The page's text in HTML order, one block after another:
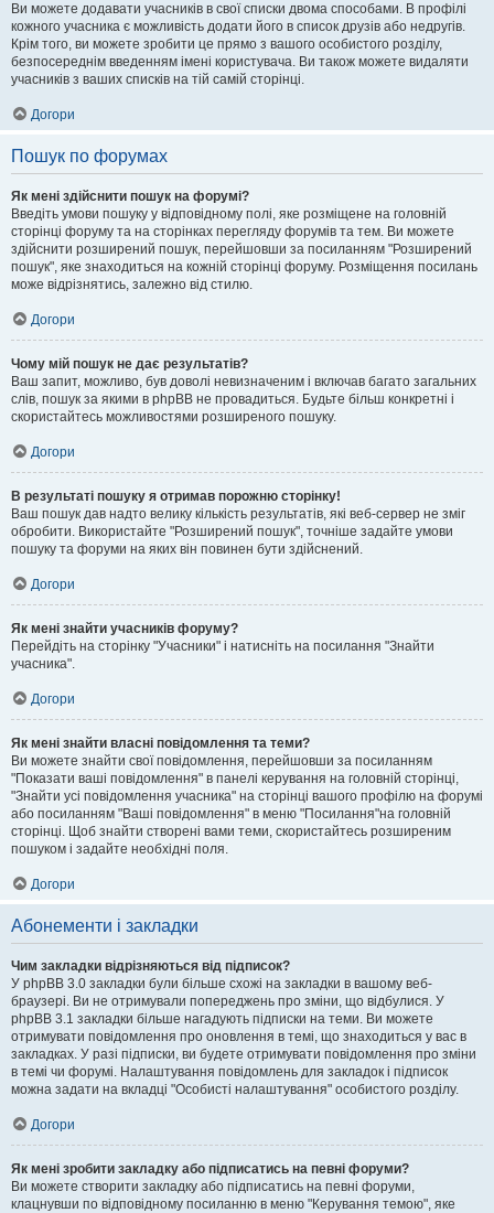
Ви можете додавати учасників в свої списки двома способами. В профілі
кожного учасника є можливість додати його в список друзів або недругів.
Крім того, ви можете зробити це прямо з вашого особистого розділу,
безпосереднім введенням імені користувача. Ви також можете видаляти
учасників з ваших списків на тій самій сторінці.
Догори
Пошук по форумах
Як мені здійснити пошук на форумі?
Введіть умови пошуку у відповідному полі, яке розміщене на головній
сторінці форуму та на сторінках перегляду форумів та тем. Ви можете
здійснити розширений пошук, перейшовши за посиланням "Розширений
пошук", яке знаходиться на кожній сторінці форуму. Розміщення посилань
може відрізнятись, залежно від стилю.
Догори
Чому мій пошук не дає результатів?
Ваш запит, можливо, був доволі невизначеним і включав багато загальних
слів, пошук за якими в phpBB не провадиться. Будьте більш конкретні і
скористайтесь можливостями розширеного пошуку.
Догори
В результаті пошуку я отримав порожню сторінку!
Ваш пошук дав надто велику кількість результатів, які веб-сервер не зміг
обробити. Використайте "Розширений пошук", точніше задайте умови
пошуку та форуми на яких він повинен бути здійснений.
Догори
Як мені знайти учасників форуму?
Перейдіть на сторінку "Учасники" і натисніть на посилання "Знайти
учасника".
Догори
Як мені знайти власні повідомлення та теми?
Ви можете знайти свої повідомлення, перейшовши за посиланням
"Показати ваші повідомлення" в панелі керування на головній сторінці,
"Знайти усі повідомлення учасника" на сторінці вашого профілю на форумі
або посиланням "Ваші повідомлення" в меню "Посилання"на головній
сторінці. Щоб знайти створені вами теми, скористайтесь розширеним
пошуком і задайте необхідні поля.
Догори
Абонементи і закладки
Чим закладки відрізняються від підписок?
У phpBB 3.0 закладки були більше схожі на закладки в вашому веб-
браузері. Ви не отримували попереджень про зміни, що відбулися. У
phpBB 3.1 закладки більше нагадують підписки на теми. Ви можете
отримувати повідомлення про оновлення в темі, що знаходиться у вас в
закладках. У разі підписки, ви будете отримувати повідомлення про зміни
в темі чи форумі. Налаштування повідомлень для закладок і підписок
можна задати на вкладці "Особисті налаштування" особистого розділу.
Догори
Як мені зробити закладку або підписатись на певні форуми?
Ви можете створити закладку або підписатись на певні форуми,
клацнувши по відповідному посиланню в меню "Керування темою", яке